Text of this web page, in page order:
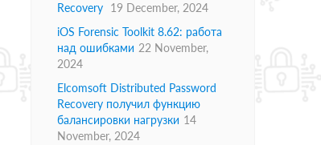
Recovery 19 December, 2024
iOS Forensic Toolkit 8.62: работа
над ошибками 22 November,
2024
Elcomsoft Distributed Password
Recovery получил функцию
балансировки нагрузки 14
November, 2024